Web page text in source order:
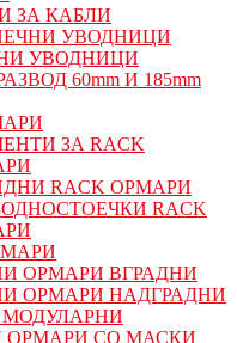
ЗА КАБЛИ
УВОДНИЦИ
УВОДНИЦИ
60mm И 185mm
ЗА RACK
RACK ОРМАРИ
RACK
ОРМАРИ ВГРАДНИ
ОРМАРИ НАДГРАДНИ
ОРМАРИ СО МАСКИ